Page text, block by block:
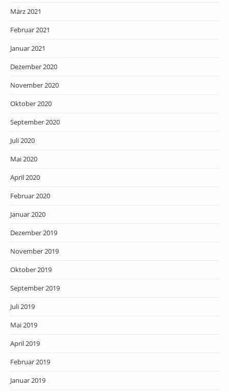
März 2021
Februar 2021
Januar 2021
Dezember 2020
November 2020
Oktober 2020
September 2020
Juli 2020
Mai 2020
April 2020
Februar 2020
Januar 2020
Dezember 2019
November 2019
Oktober 2019
September 2019
Juli 2019
Mai 2019
April 2019
Februar 2019
Januar 2019